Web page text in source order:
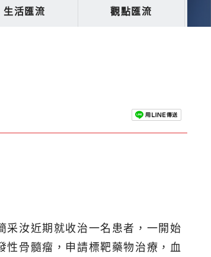
生活匯流 觀點匯流
采汝近期就收治一名患者，一開始
性骨髓瘤，申請標靶藥物治療，血